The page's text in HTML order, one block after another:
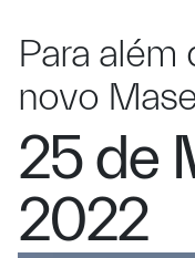
Para
novo
25 de
2022